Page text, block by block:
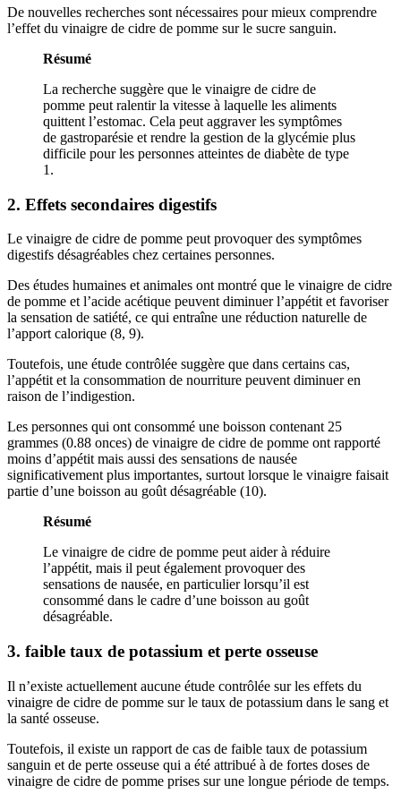
De nouvelles recherches sont nécessaires pour mieux comprendre
l’effet du vinaigre de cidre de pomme sur le sucre sanguin.
Résumé
La recherche suggère que le vinaigre de cidre de
pomme peut ralentir la vitesse à laquelle les aliments
quittent l’estomac. Cela peut aggraver les symptômes
de gastroparésie et rendre la gestion de la glycémie plus
difficile pour les personnes atteintes de diabète de type
1.
2. Effets secondaires digestifs
Le vinaigre de cidre de pomme peut provoquer des symptômes
digestifs désagréables chez certaines personnes.
Des études humaines et animales ont montré que le vinaigre de cidre
de pomme et l’acide acétique peuvent diminuer l’appétit et favoriser
la sensation de satiété, ce qui entraîne une réduction naturelle de
l’apport calorique (8, 9).
Toutefois, une étude contrôlée suggère que dans certains cas,
l’appétit et la consommation de nourriture peuvent diminuer en
raison de l’indigestion.
Les personnes qui ont consommé une boisson contenant 25
grammes (0.88 onces) de vinaigre de cidre de pomme ont rapporté
moins d’appétit mais aussi des sensations de nausée
significativement plus importantes, surtout lorsque le vinaigre faisait
partie d’une boisson au goût désagréable (10).
Résumé
Le vinaigre de cidre de pomme peut aider à réduire
l’appétit, mais il peut également provoquer des
sensations de nausée, en particulier lorsqu’il est
consommé dans le cadre d’une boisson au goût
désagréable.
3. faible taux de potassium et perte osseuse
Il n’existe actuellement aucune étude contrôlée sur les effets du
vinaigre de cidre de pomme sur le taux de potassium dans le sang et
la santé osseuse.
Toutefois, il existe un rapport de cas de faible taux de potassium
sanguin et de perte osseuse qui a été attribué à de fortes doses de
vinaigre de cidre de pomme prises sur une longue période de temps.